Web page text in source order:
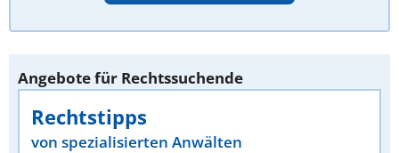
Angebote für Rechtssuchende
Rechtstipps
von spezialisierten Anwälten